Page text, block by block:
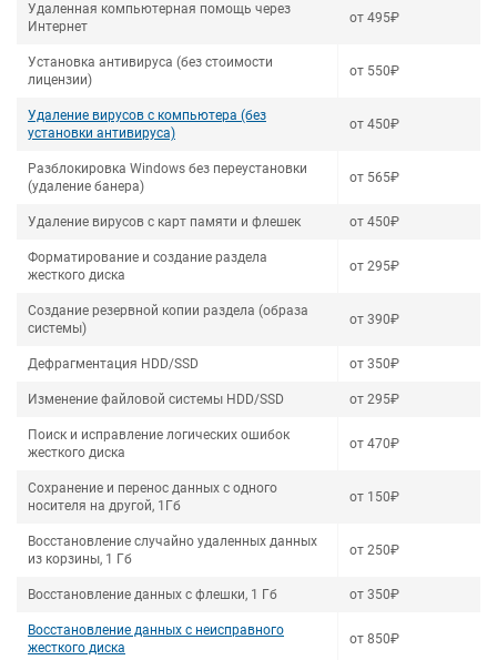
Удаленная компьютерная помощь через
Интернет
от 495₽
Установка антивируса (без стоимости
лицензии)
от 550₽
Удаление вирусов с компьютера (без
установки антивируса)
от 450₽
Разблокировка Windows без переустановки
(удаление банера)
от 565₽
Удаление вирусов с карт памяти и флешек от 450₽
Форматирование и создание раздела
жесткого диска
от 295₽
Создание резервной копии раздела (образа
системы)
от 390₽
Дефрагментация HDD/SSD от 350₽
Изменение файловой системы HDD/SSD от 295₽
Поиск и исправление логических ошибок
жесткого диска
от 470₽
Сохранение и перенос данных с одного
носителя на другой, 1Гб
от 150₽
Восстановление случайно удаленных данных
из корзины, 1 Гб
от 250₽
Восстановление данных с флешки, 1 Гб от 350₽
Восстановление данных с неисправного
жесткого диска
от 850₽